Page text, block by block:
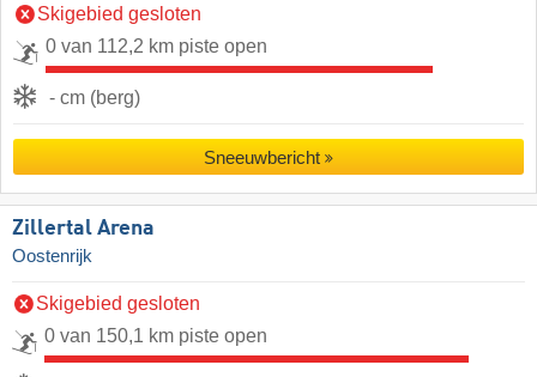
Skigebied gesloten
0 van 112,2 km piste open
- cm (berg)
Sneeuwbericht
Zillertal Arena
Oostenrijk
Skigebied gesloten
0 van 150,1 km piste open